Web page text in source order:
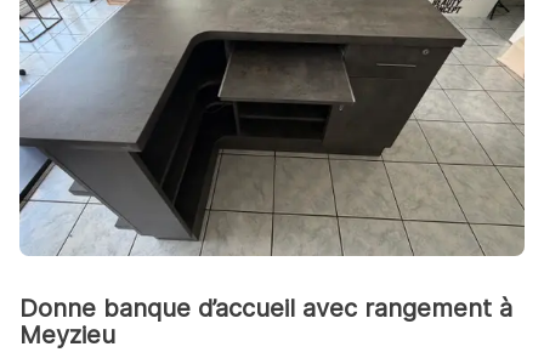
Donne banque d’accueil avec rangement à
Meyzieu